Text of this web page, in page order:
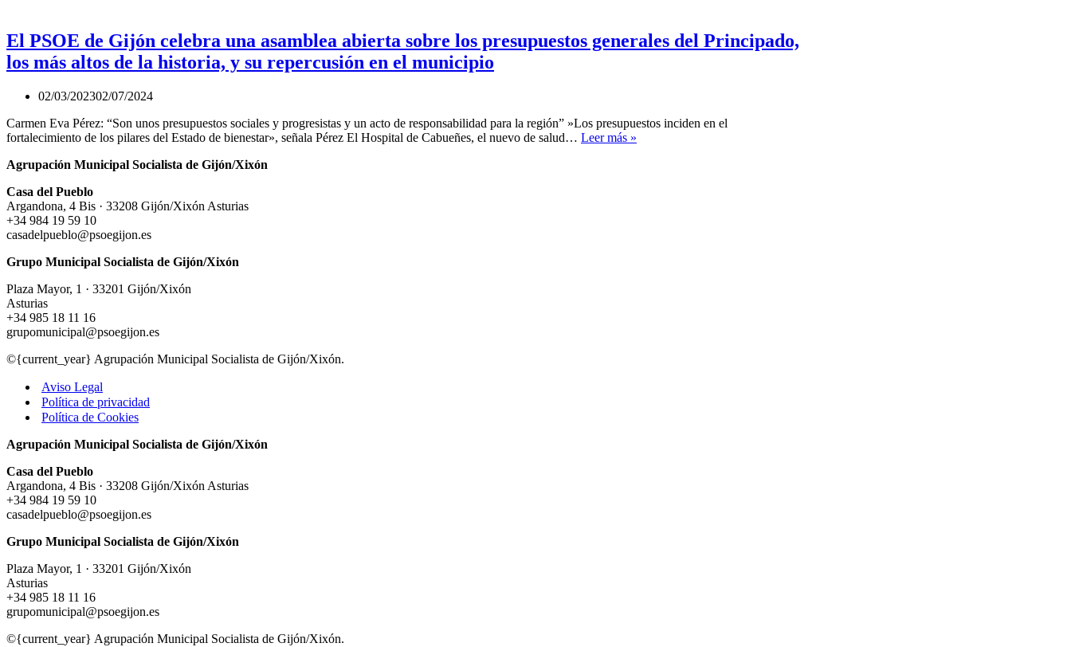
El PSOE de Gijón celebra una asamblea abierta sobre los presupuestos generales del Principado,
los más altos de la historia, y su repercusión en el municipio
02/03/202302/07/2024
Carmen Eva Pérez: “Son unos presupuestos sociales y progresistas y un acto de responsabilidad para la región” »Los presupuestos inciden en el
fortalecimiento de los pilares del Estado de bienestar», señala Pérez El Hospital de Cabueñes, el nuevo de salud… Leer más »
Agrupación Municipal Socialista de Gijón/Xixón
Casa del Pueblo
Argandona, 4 Bis · 33208 Gijón/Xixón Asturias
+34 984 19 59 10
casadelpueblo@psoegijon.es
Grupo Municipal Socialista de Gijón/Xixón
Plaza Mayor, 1 · 33201 Gijón/Xixón
Asturias
+34 985 18 11 16
grupomunicipal@psoegijon.es
©{current_year} Agrupación Municipal Socialista de Gijón/Xixón.
Aviso Legal
Política de privacidad
Política de Cookies
Agrupación Municipal Socialista de Gijón/Xixón
Casa del Pueblo
Argandona, 4 Bis · 33208 Gijón/Xixón Asturias
+34 984 19 59 10
casadelpueblo@psoegijon.es
Grupo Municipal Socialista de Gijón/Xixón
Plaza Mayor, 1 · 33201 Gijón/Xixón
Asturias
+34 985 18 11 16
grupomunicipal@psoegijon.es
©{current_year} Agrupación Municipal Socialista de Gijón/Xixón.